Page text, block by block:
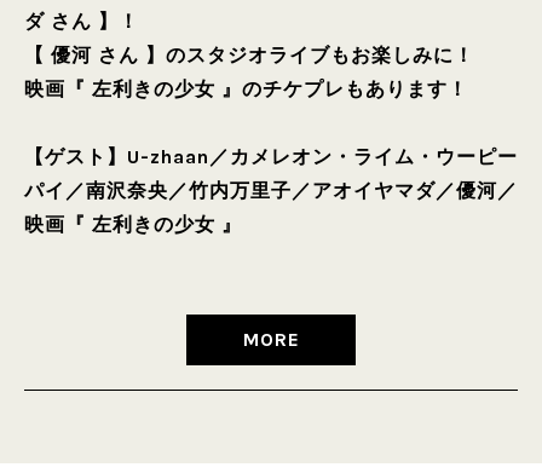
ダ さん 】！
【 優河 さん 】のスタジオライブもお楽しみに！
映画『 左利きの少女 』のチケプレもあります！
【ゲスト】 U-zhaan ／カメレオン・ライム・ウーピー
パイ ／南沢奈央／竹内万里子／アオイヤマダ／優河／
映画『 左利きの少女 』
MORE